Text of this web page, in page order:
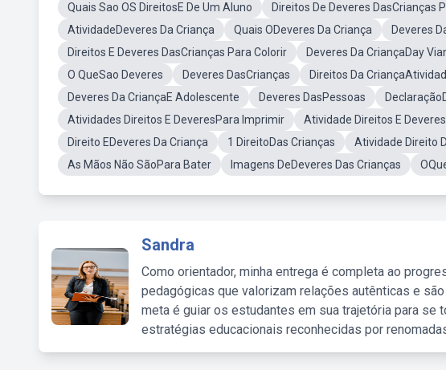
Quais Sao OS DireitosE De Um Aluno
Direitos De Deveres DasCrianças
AtividadeDeveres Da Criança
Quais ODeveres Da Criança Deveres
Direitos E Deveres DasCrianças Para Colorir
Deveres Da CriançaDay
O QueSao Deveres
Deveres DasCrianças Direitos Da
Deveres Da CriançaE Adolescente
Deveres DasPessoas
Atividades Direitos E DeveresPara Imprimir
Atividade Direitos E
Direito EDeveres Da Criança
1 DireitoDas Crianças Atividade Direito
As Mãos Não SãoPara Bater
Imagens DeDeveres Das Crianças
Sandra
Como orientador, minha entrega é completa ao
pedagógicas que valorizam relações autênticas e
meta é guiar os estudantes em sua trajetória para se
estratégias educacionais reconhecidas por